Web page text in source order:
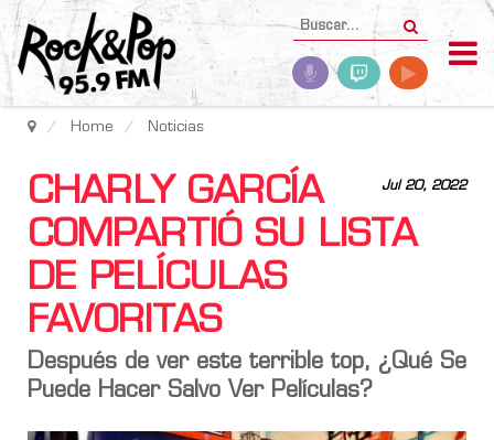
Home Noticias
Jul 20, 2022
CHARLY GARCÍA
COMPARTIÓ SU LISTA
DE PELÍCULAS
FAVORITAS
Después de ver este terrible top, ¿Qué Se
Puede Hacer Salvo Ver Películas?